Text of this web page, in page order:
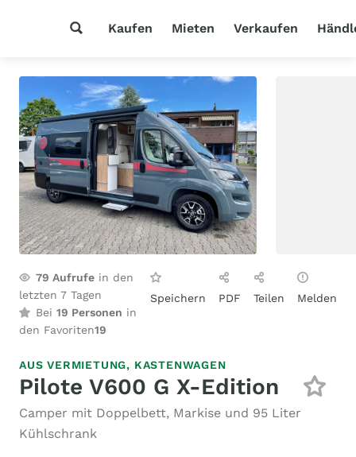
Kaufen Mieten Verkaufen
79 Aufrufe in den
letzten 7 Tagen
Bei 19 Personen in
den Favoriten19
Speichern PDF Teilen Melden
AUS VERMIETUNG, KASTENWAGEN
Pilote V600 G X-Edition
Camper mit Doppelbett, Markise und 95 Liter
Kühlschrank